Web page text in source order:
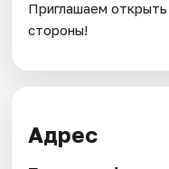
Приглашаем
стороны!
Адрес